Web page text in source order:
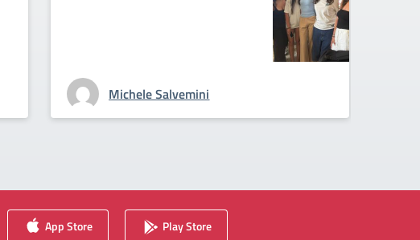
Michele Salvemini
App Store Play Store